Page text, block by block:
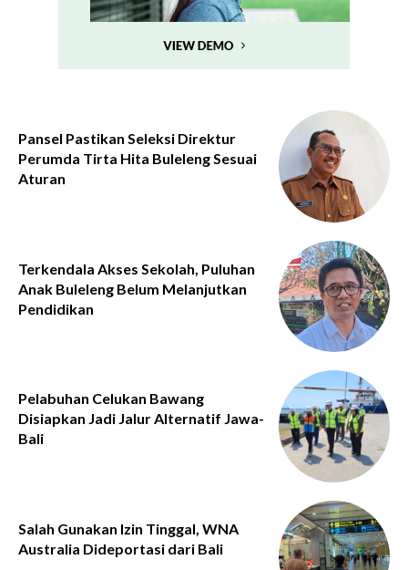
Pansel Pastikan Seleksi Direktur
Perumda Tirta Hita Buleleng Sesuai
Aturan
Terkendala Akses Sekolah, Puluhan
Anak Buleleng Belum Melanjutkan
Pendidikan
Pelabuhan Celukan Bawang
Disiapkan Jadi Jalur Alternatif Jawa-
Bali
Salah Gunakan Izin Tinggal, WNA
Australia Dideportasi dari Bali